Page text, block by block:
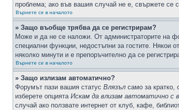
проблема; ако във вашия случай не е, свържете се
Върнете се в началото
» Защо въобще трябва да се регистрирам?
Може и да не се наложи. От администраторите на
специални функции, недостъпни за гостите. Някои
няколко минути и е препоръчително да се
Върнете се в началото
» Защо излизам автоматично?
Форумът пази вашия статус Влязъл само за кратко,
изберете опцията Искам да влизам автоматично с
случай ако ползвате интернет от клуб, кафе,